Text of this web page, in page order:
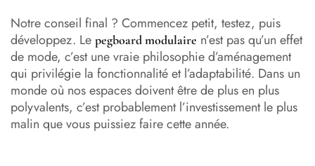
Notre conseil final ? Commencez petit, testez, puis
développez. Le pegboard modulaire n’est pas qu’un effet
de mode, c’est une vraie philosophie d’aménagement
qui privilégie la fonctionnalité et l’adaptabilité. Dans un
monde où nos espaces doivent être de plus en plus
polyvalents, c’est probablement l’investissement le plus
malin que vous puissiez faire cette année.